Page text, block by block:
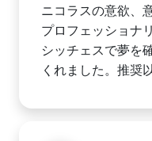
ニコラスの意欲、
プロフェッショナ
シッチェスで夢を
くれました。推奨